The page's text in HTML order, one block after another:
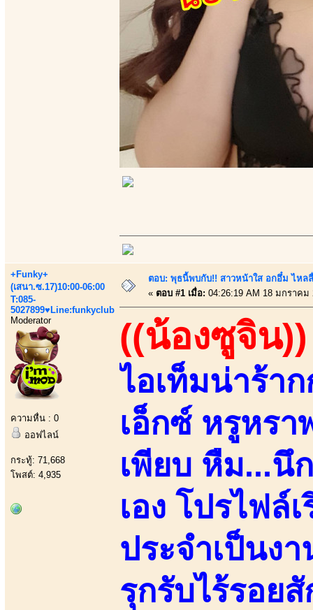
+Funky+
(เสนา.ซ.17)10:00-06:00
T:085-
5027899♥Line:funkyclub
Moderator
ความหื่น : 0
ออฟไลน์
กระทู้: 71,668
โพสต์: 4,935
ตอบ: พุธนี้พบกับ!! สาวหน้าใส อกอึ๋ม ไหล
« ตอบ #1 เมื่อ: 04:26:19 AM 18 มกราคม
((น้องซูจิน))
ไอเท็มน่าร้า
เอ็กซ์ หรูหร
เพียบ หืม...นึ
เอง โปรไฟล์
ประจำเป็นง
รุกรับไร้รอย